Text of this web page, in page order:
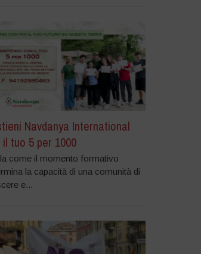
Navdanya International
il tuo 5 per 1000
come il momento formativo
la capacità di una comunità di
e...